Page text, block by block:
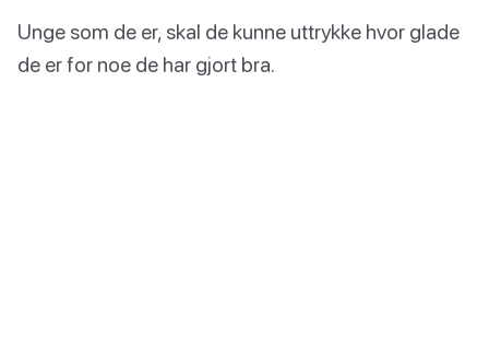
Unge som de er, skal de kunne uttrykke hvor glade
de er for noe de har gjort bra.